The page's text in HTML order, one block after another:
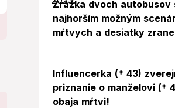
Zrážka dvoch autobusov
najhorším možným
mŕtvych a desiatky
Foto
Influencerka († 43)
priznanie o manželovi (†
obaja mŕtvi!